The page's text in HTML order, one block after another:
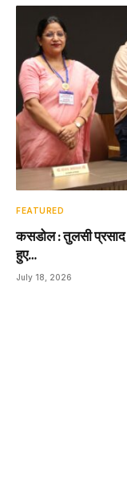
FEATURED
कसडोल : तुलसी प्रसाद
हुए…
July 18, 2026